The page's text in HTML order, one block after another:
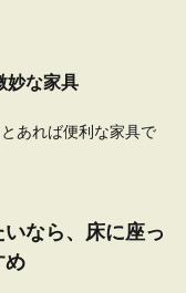
妙な家具
あれば便利な家具で
なら、床に座っ
め